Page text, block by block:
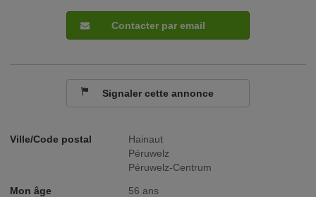
Ville/Code postal
Hainaut
Péruwelz
Péruwelz-Centrum
Mon âge 56 ans
Contacter par email
Signaler cette annonce